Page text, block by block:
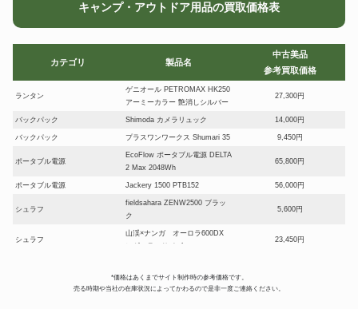
キャンプ・アウトドア用品の買取価格表
カテゴリ 製品名
中古美品
参考買取価格
ランタン
ゲニオール PETROMAX HK250
アーミーカラー 艶消しシルバー
27,300円
バックパック Shimoda カメラリュック 14,000円
バックパック プラスワンワークス Shumari 35 9,450円
ポータブル電源
EcoFlow ポータブル電源 DELTA
2 Max 2048Wh
65,800円
ポータブル電源 Jackery 1500 PTB152 56,000円
シュラフ
fieldsahara ZENW2500 ブラッ
ク
5,600円
シュラフ
山渓×ナンガ オーロラ600DX
レギュラーサイズ
23,450円
型石油ストーブ
tent-Mark
*価格はあくまでサイト制作時の参考価格です。
売る時期や当社の在庫状況によってかわるので是非一度ご連絡ください。